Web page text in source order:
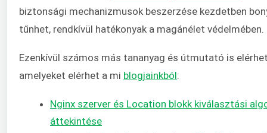
biztonsági mechanizmusok beszerzése kezdetben
tűnhet, rendkívül hatékonyak a magánélet védelmében.
Ezenkívül számos más tananyag és útmutató is
amelyeket elérhet a mi blogjainkból:
Nginx szerver és Location blokk kiválasztási
áttekintése